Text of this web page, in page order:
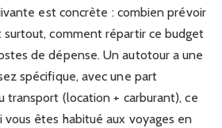
est concrète : combien prévoir
comment répartir ce budget
de dépense. Un autotour a une
spécifique, avec une part
transport (location + carburant), ce
vous êtes habitué aux voyages en